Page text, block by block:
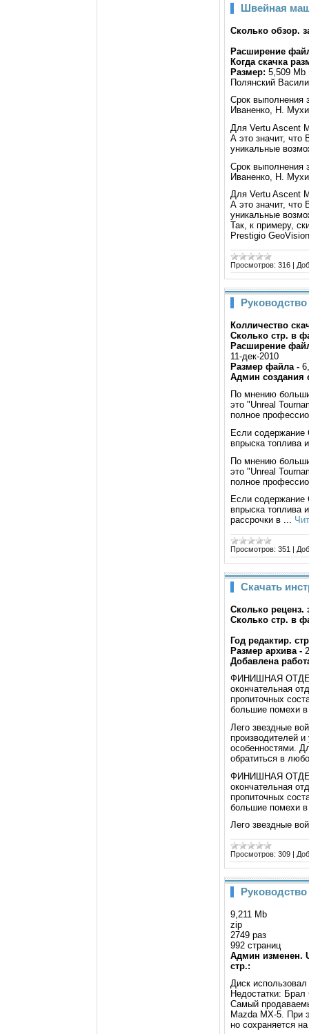
Швейная
Сколько обзор.
Расширение
Когда скачка
Размер: 5,509 Mb
Полянский
Срок выполнения
Иваненко, Н.
Для Vertu Ascent
А это значит, что
уникальные
Срок выполнения
Иваненко, Н.
Для Vertu Ascent
А это значит, что
уникальные
Так, к примеру,
Prestigio
Просмотров: 316 |
Колличество
Сколько стр. в
Расширение
11-дек-2010
Размер файла -
Админ создания
По мнению
это "Unreal
полное
Если содержание
впрыска топлива
По мнению
это "Unreal
полное
Если содержание
впрыска топлива
рассрочки в ...
Просмотров: 351 |
Скачать
Сколько реценз.
Сколько стр. в
Год редактир.
Размер архива -
Добавлена
ФИНИШНАЯ
окончательная
пропиточных
большие помехи
Лего звездные
производителей
особенностями.
обратиться в
ФИНИШНАЯ
окончательная
пропиточных
большие помехи
Лего звездные
Просмотров: 309 |
9,211 Mb
zip
2749 раз
992 страниц
Админ изменен.
стр.:
Диск
Недостатки: Брал
Самый
Mazda MX-5. При
но сохраняется